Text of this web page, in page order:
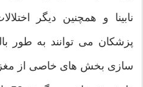
نابینا و همچنین دیگر
پزشکان می توانند به طور
سازی بخش های خاصی از مغز